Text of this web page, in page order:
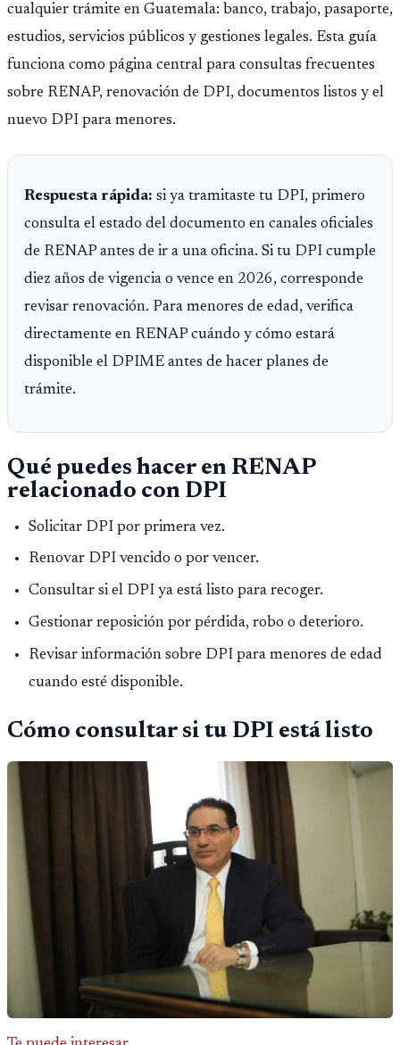
cualquier trámite en Guatemala: banco, trabajo, pasaporte,
estudios, servicios públicos y gestiones legales. Esta guía
funciona como página central para consultas frecuentes
sobre RENAP, renovación de DPI, documentos listos y el
nuevo DPI para menores.
Respuesta rápida: si ya tramitaste tu DPI, primero
consulta el estado del documento en canales oficiales
de RENAP antes de ir a una oficina. Si tu DPI cumple
diez años de vigencia o vence en 2026, corresponde
revisar renovación. Para menores de edad, verifica
directamente en RENAP cuándo y cómo estará
disponible el DPIME antes de hacer planes de
trámite.
Qué puedes hacer en RENAP
relacionado con DPI
Solicitar DPI por primera vez.
Renovar DPI vencido o por vencer.
Consultar si el DPI ya está listo para recoger.
Gestionar reposición por pérdida, robo o deterioro.
Revisar información sobre DPI para menores de edad
cuando esté disponible.
Cómo consultar si tu DPI está listo